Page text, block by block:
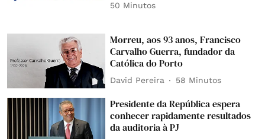
50 Minutos
Morreu, aos 93 anos, Francisco
Carvalho Guerra, fundador da
Católica do Porto
David Pereira 58 Minutos
Presidente da República espera
conhecer rapidamente resultados
da auditoria à PJ